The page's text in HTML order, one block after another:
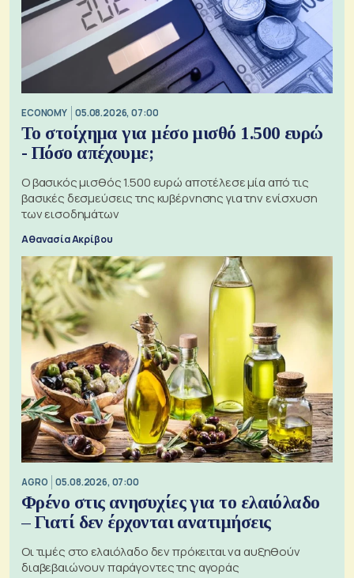
ECONOMY 05.08.2026, 07:00
Το στοίχημα για μέσο μισθό 1.500 ευρώ
- Πόσο απέχουμε;
Ο βασικός μισθός 1.500 ευρώ αποτέλεσε μία από τις
βασικές δεσμεύσεις της κυβέρνησης για την ενίσχυση
των εισοδημάτων
Αθανασία Ακρίβου
AGRO 05.08.2026, 07:00
Φρένο στις ανησυχίες για το ελαιόλαδο
– Γιατί δεν έρχονται ανατιμήσεις
Οι τιμές στο ελαιόλαδο δεν πρόκειται να αυξηθούν
διαβεβαιώνουν παράγοντες της αγοράς